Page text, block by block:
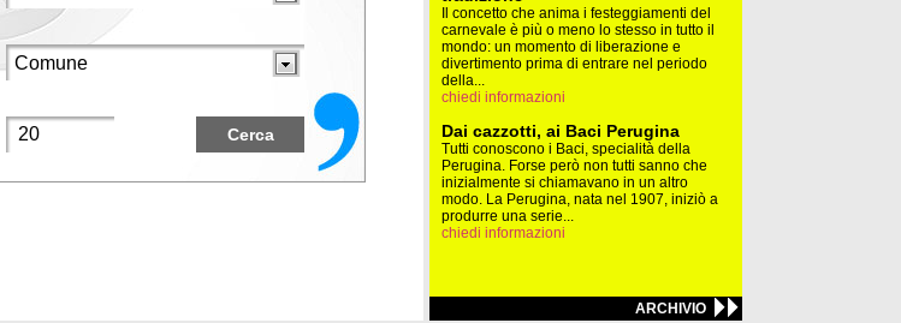
Cerca
Il concetto che anima i festeggiamenti del
carnevale è più o meno lo stesso in tutto il
mondo: un momento di liberazione e
divertimento prima di entrare nel periodo
della...
chiedi informazioni
Dai cazzotti, ai Baci Perugina
Tutti conoscono i Baci, specialità della
Perugina. Forse però non tutti sanno che
inizialmente si chiamavano in un altro
modo. La Perugina, nata nel 1907, iniziò a
produrre una serie...
chiedi informazioni
ARCHIVIO